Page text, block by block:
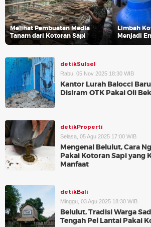
Melihat Pembuatan Media
Tanam dari Kotoran Sapi
Limbah
Menjadi
detikSulsel
Rabu, 05 Nov 2025 18:30 WIB
Kantor Lurah Balocci
Disiram OTK Pakai Oli
detikProperti
Selasa, 05 Agu 2025 17:00 WIB
Mengenal Belulut, Cara
Pakai Kotoran Sapi yang
Manfaat
detikBali
Minggu, 03 Agu 2025 18:30 WIB
Belulut, Tradisi Warga
Tengah Pel Lantai Pakai